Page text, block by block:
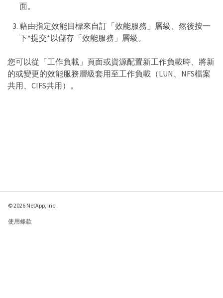
面。
藉由指定效能目標來自訂「效能服務」層級、然後按一
下*提交*以儲存「效能服務」層級。
您可以從「工作負載」頁面或資源配置新工作負載時、將新
的或變更的效能服務層級套用至工作負載（LUN、NFS檔案
共用、CIFS共用）。
© 2026 NetApp, Inc.
使用條款